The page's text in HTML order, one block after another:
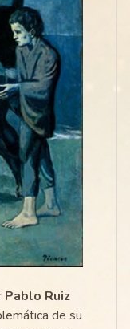
Pablo Ruiz
de su